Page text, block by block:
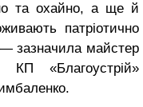
та охайно, а ще й
патріотично
зазначила майстер
КП «Благоустрій»